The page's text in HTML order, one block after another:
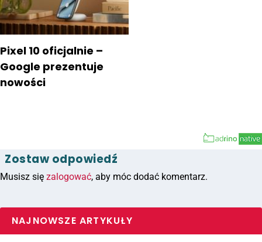
Pixel 10 oficjalnie –
Google prezentuje
nowości
Zostaw odpowiedź
Musisz się zalogować, aby móc dodać komentarz.
NAJNOWSZE ARTYKUŁY